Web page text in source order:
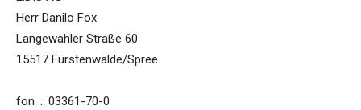
Herr Danilo Fox
Langewahler Straße 60
15517 Fürstenwalde/Spree
fon ..: 03361-70-0